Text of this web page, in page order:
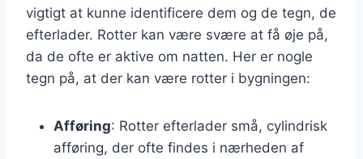
vigtigt at kunne identificere dem og de tegn, de
efterlader. Rotter kan være svære at få øje på,
da de ofte er aktive om natten. Her er nogle
tegn på, at der kan være rotter i bygningen:
Afføring: Rotter efterlader små, cylindrisk
afføring, der ofte findes i nærheden af